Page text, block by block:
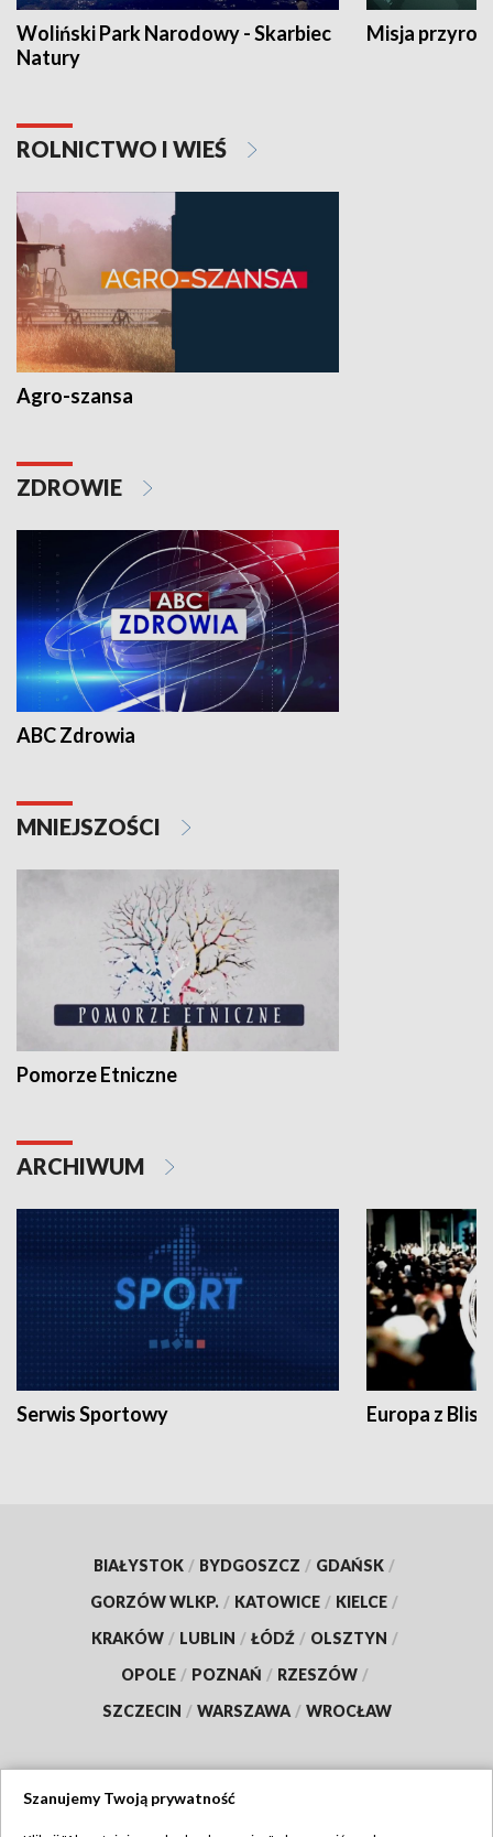
Woliński Park Narodowy - Skarbiec
Natury
Misja
ROLNICTWO I WIEŚ
Agro-szansa
ZDROWIE
ABC Zdrowia
MNIEJSZOŚCI
Pomorze Etniczne
ARCHIWUM
Serwis Sportowy Europa z
BIAŁYSTOK / BYDGOSZCZ / GDAŃSK /
GORZÓW WLKP. / KATOWICE / KIELCE /
KRAKÓW / LUBLIN / ŁÓDŹ / OLSZTYN /
OPOLE / POZNAŃ / RZESZÓW /
SZCZECIN / WARSZAWA / WROCŁAW
Szanujemy Twoją prywatność